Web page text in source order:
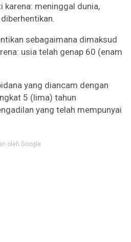
karena: meninggal dunia,
sebagaimana dimaksud
usia telah genap 60 (enam
yang diancam dengan
5 (lima) tahun
yang telah mempunyai
oleh Google